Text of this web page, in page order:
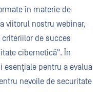
în materie de
viitorul nostru webinar,
criteriilor de succes
cibernetică". În
esențiale pentru a evalua
nevoile de securitate